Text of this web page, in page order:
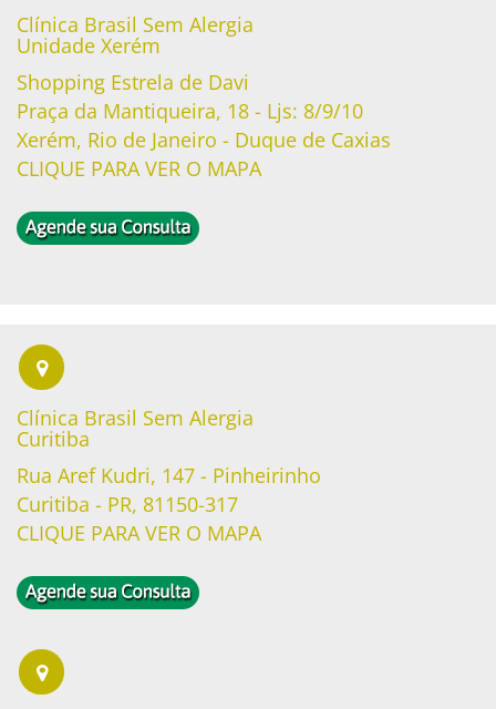
Clínica Brasil Sem Alergia
Unidade Xerém
Shopping Estrela de Davi
Praça da Mantiqueira, 18 - Ljs: 8/9/10
Xerém, Rio de Janeiro - Duque de Caxias
CLIQUE PARA VER O MAPA
Clínica Brasil Sem Alergia
Curitiba
Rua Aref Kudri, 147 - Pinheirinho
Curitiba - PR, 81150-317
CLIQUE PARA VER O MAPA